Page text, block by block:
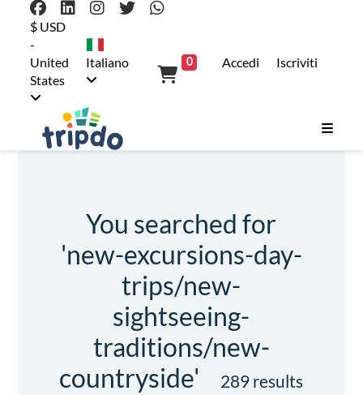
$ USD
-
United
States
Italiano 0 Accedi Iscriviti
You searched for
'new-excursions-day-
trips/new-
sightseeing-
traditions/new-
countryside'
289 results